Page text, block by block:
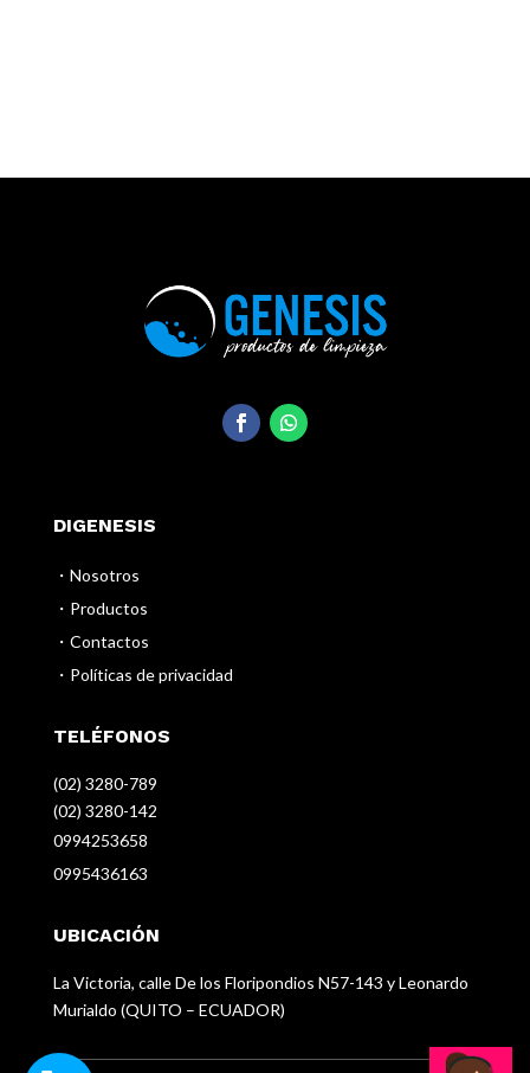
DIGENESIS
・Nosotros
・Productos
・Contactos
・Políticas de privacidad
TELÉFONOS
(02) 3280-789
(02) 3280-142
0994253658
0995436163
UBICACIÓN
La Victoria, calle De los Floripondios N57-143 y Leonardo
Murialdo (QUITO – ECUADOR)